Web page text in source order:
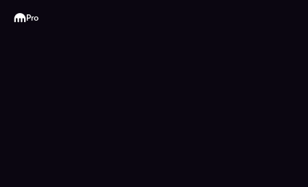
Kraken
Pro